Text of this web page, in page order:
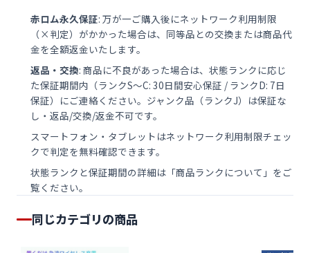
赤ロム永久保証: 万が一ご購入後にネットワーク利用制限
（×判定）がかかった場合は、同等品との交換または商品代
金を全額返金いたします。
返品・交換: 商品に不良があった場合は、状態ランクに応じ
た保証期間内（ランクS〜C: 30日間安心保証 / ランクD: 7日
保証）にご連絡ください。ジャンク品（ランクJ）は保証な
し・返品/交換/返金不可です。
スマートフォン・タブレットはネットワーク利用制限チェッ
クで判定を無料確認できます。
状態ランクと保証期間の詳細は「商品ランクについて 」をご
覧ください。
同じカテゴリの商品